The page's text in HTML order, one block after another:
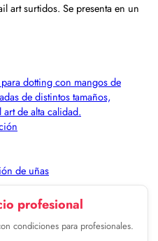
art surtidos. Se presenta en un
de uñas
profesional
condiciones para profesionales.